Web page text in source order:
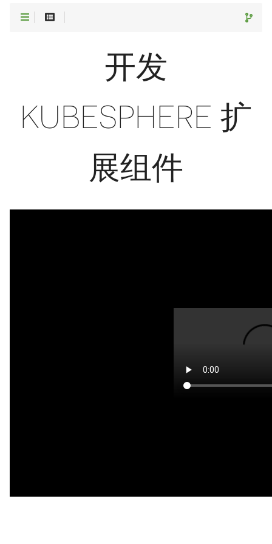
开发
KUBESPHERE 扩
展组件